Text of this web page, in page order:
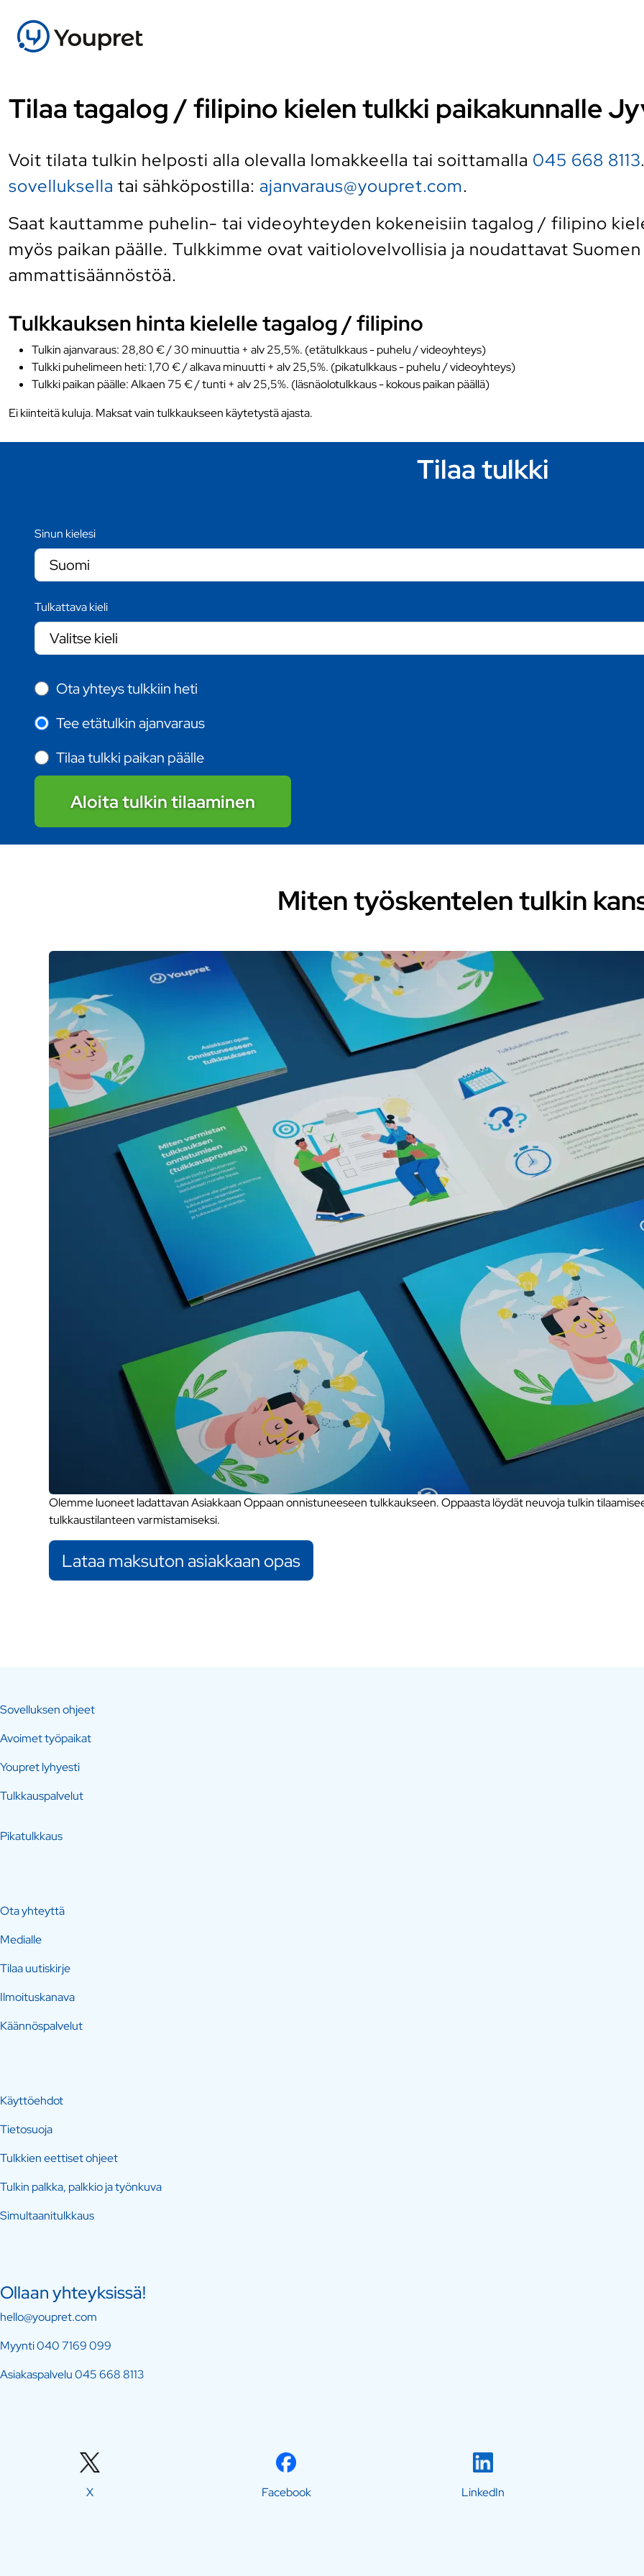
Tilaa tagalog / filipino kielen tulkki paikakunnalle
Voit tilata tulkin helposti alla olevalla lomakkeella tai soittamalla 045 668 8113
sovelluksella tai sähköpostilla: ajanvaraus@youpret.com.
Saat kauttamme puhelin- tai videoyhteyden kokeneisiin tagalog / filipino
myös paikan päälle. Tulkkimme ovat vaitiolovelvollisia ja noudattavat
ammattisäännöstöä.
Tulkkauksen hinta kielelle tagalog / filipino
Tulkin ajanvaraus: 28,80 € / 30 minuuttia + alv 25,5%. (etätulkkaus - puhelu / videoyhteys)
Tulkki puhelimeen heti: 1,70 € / alkava minuutti + alv 25,5%. (pikatulkkaus - puhelu / videoyhteys)
Tulkki paikan päälle: Alkaen 75 € / tunti + alv 25,5%. (läsnäolotulkkaus - kokous paikan päällä)
Ei kiinteitä kuluja. Maksat vain tulkkaukseen käytetystä ajasta.
Tilaa tulkki
Sinun kielesi
Tulkattava kieli
Ota yhteys tulkkiin heti
Tee etätulkin ajanvaraus
Tilaa tulkki paikan päälle
Aloita tulkin tilaaminen
Miten työskentelen tulkin
Olemme luoneet ladattavan Asiakkaan Oppaan onnistuneeseen tulkkaukseen. Oppaasta löydät neuvoja tulkin
tulkkaustilanteen varmistamiseksi.
Lataa maksuton asiakkaan opas
Sovelluksen ohjeet
Avoimet työpaikat
Youpret lyhyesti
Tulkkauspalvelut
Pikatulkkaus
Ota yhteyttä
Medialle
Tilaa uutiskirje
Ilmoituskanava
Käännöspalvelut
Käyttöehdot
Tietosuoja
Tulkkien eettiset ohjeet
Tulkin palkka, palkkio ja työnkuva
Simultaanitulkkaus
Ollaan yhteyksissä!
hello@youpret.com
Myynti040 7169 099
Asiakaspalvelu045 668 8113
X Facebook LinkedIn